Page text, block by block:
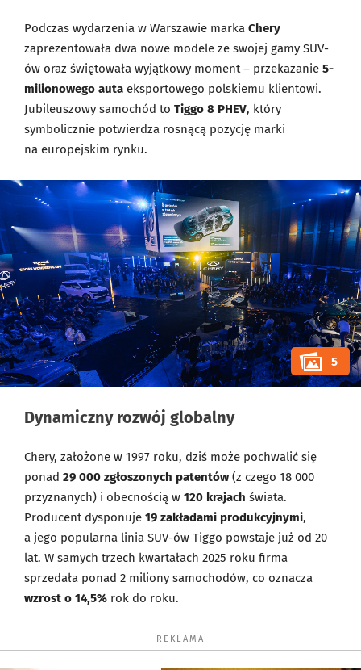
Podczas wydarzenia w Warszawie marka Chery
zaprezentowała dwa nowe modele ze swojej gamy SUV-
ów oraz świętowała wyjątkowy moment – przekazanie 5-
milionowego auta eksportowego polskiemu klientowi.
Jubileuszowy samochód to Tiggo 8 PHEV, który
symbolicznie potwierdza rosnącą pozycję marki
na europejskim rynku.
5
Dynamiczny rozwój globalny
Chery, założone w 1997 roku, dziś może pochwalić się
ponad 29 000 zgłoszonych patentów (z czego 18 000
przyznanych) i obecnością w 120 krajach świata.
Producent dysponuje 19 zakładami produkcyjnymi,
a jego popularna linia SUV-ów Tiggo powstaje już od 20
lat. W samych trzech kwartałach 2025 roku firma
sprzedała ponad 2 miliony samochodów, co oznacza
wzrost o 14,5% rok do roku.
REKLAMA